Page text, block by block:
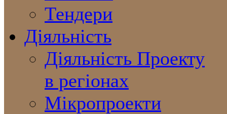
Тендери
Діяльність
Діяльність Проекту
в регіонах
Мікропроекти